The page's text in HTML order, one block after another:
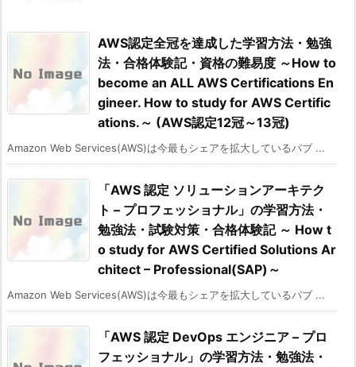
AWS認定全冠を達成した学習方法・勉強
法・合格体験記・資格の難易度 ～How to
become an ALL AWS Certifications En
gineer. How to study for AWS Certific
ations.～ (AWS認定12冠～13冠)
Amazon Web Services(AWS)は今最もシェアを拡大しているパブ ...
「AWS 認定 ソリューションアーキテク
ト – プロフェッショナル」の学習方法・
勉強法・試験対策・合格体験記 ～ How t
o study for AWS Certified Solutions Ar
chitect – Professional(SAP)～
Amazon Web Services(AWS)は今最もシェアを拡大しているパブ ...
「AWS 認定 DevOps エンジニア – プロ
フェッショナル」の学習方法・勉強法・